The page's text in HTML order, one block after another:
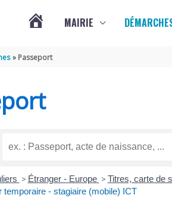
ROGATIEN
MAIRIE
Passeport
> Étranger - Europe > Titres, carte de
temporaire - stagiaire (mobile) ICT